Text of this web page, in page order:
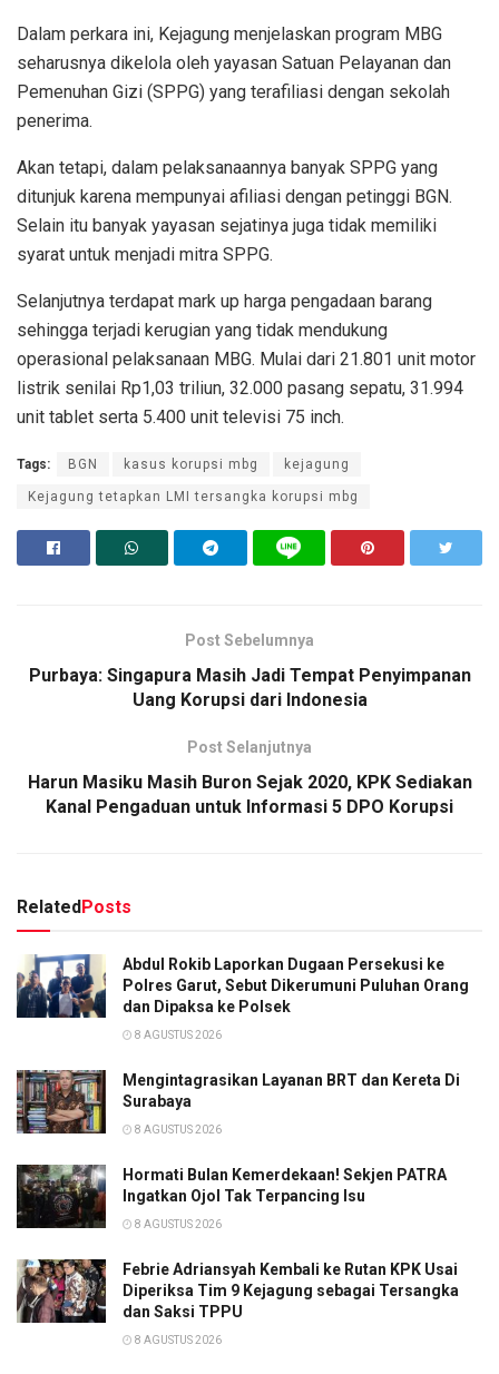
Dalam perkara ini, Kejagung menjelaskan program MBG
seharusnya dikelola oleh yayasan Satuan Pelayanan dan
Pemenuhan Gizi (SPPG) yang terafiliasi dengan sekolah
penerima.
Akan tetapi, dalam pelaksanaannya banyak SPPG yang
ditunjuk karena mempunyai afiliasi dengan petinggi BGN.
Selain itu banyak yayasan sejatinya juga tidak memiliki
syarat untuk menjadi mitra SPPG.
Selanjutnya terdapat mark up harga pengadaan barang
sehingga terjadi kerugian yang tidak mendukung
operasional pelaksanaan MBG. Mulai dari 21.801 unit motor
listrik senilai Rp1,03 triliun, 32.000 pasang sepatu, 31.994
unit tablet serta 5.400 unit televisi 75 inch.
Tags: BGN kasus korupsi mbg kejagung
Kejagung tetapkan LMI tersangka korupsi mbg
Post Sebelumnya
Purbaya: Singapura Masih Jadi Tempat Penyimpanan
Uang Korupsi dari Indonesia
Post Selanjutnya
Harun Masiku Masih Buron Sejak 2020, KPK Sediakan
Kanal Pengaduan untuk Informasi 5 DPO Korupsi
RelatedPosts
Abdul Rokib Laporkan Dugaan Persekusi ke
Polres Garut, Sebut Dikerumuni Puluhan Orang
dan Dipaksa ke Polsek
8 AGUSTUS 2026
Mengintagrasikan Layanan BRT dan Kereta Di
Surabaya
8 AGUSTUS 2026
Hormati Bulan Kemerdekaan! Sekjen PATRA
Ingatkan Ojol Tak Terpancing Isu
8 AGUSTUS 2026
Febrie Adriansyah Kembali ke Rutan KPK Usai
Diperiksa Tim 9 Kejagung sebagai Tersangka
dan Saksi TPPU
8 AGUSTUS 2026